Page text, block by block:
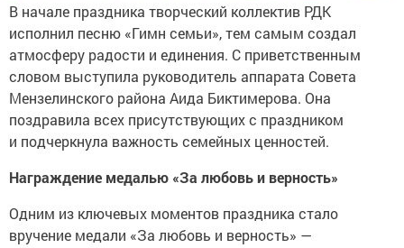
В начале праздника творческий коллектив РДК
исполнил песню «Гимн семьи», тем самым создал
атмосферу радости и единения. С приветственным
словом выступила руководитель аппарата Совета
Мензелинского района Аида Биктимерова. Она
поздравила всех присутствующих с праздником
и подчеркнула важность семейных ценностей.
Награждение медалью «За любовь и верность»
Одним из ключевых моментов праздника стало
вручение медали «За любовь и верность» —